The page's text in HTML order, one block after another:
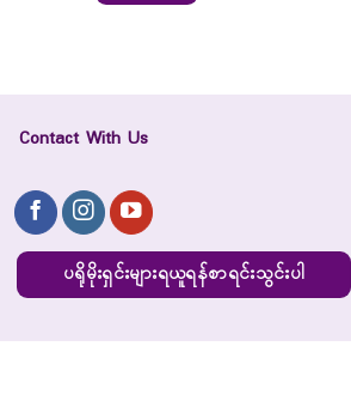
Contact With Us
ပရိုမိုးရှင်းများရယူရန်စာရင်းသွင်းပါ